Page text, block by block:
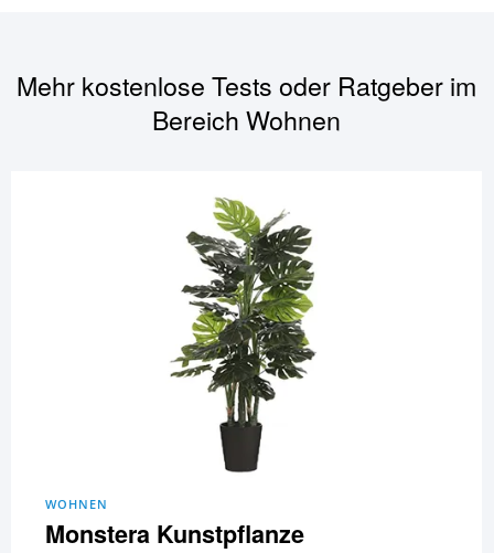
Mehr kostenlose Tests oder Ratgeber im
BereichWohnen
WOHNEN
Monstera Kunstpflanze